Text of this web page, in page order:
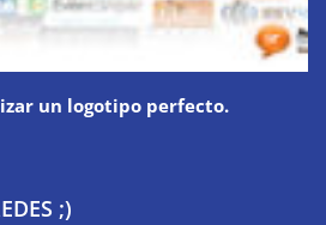
un logotipo perfecto.
;)